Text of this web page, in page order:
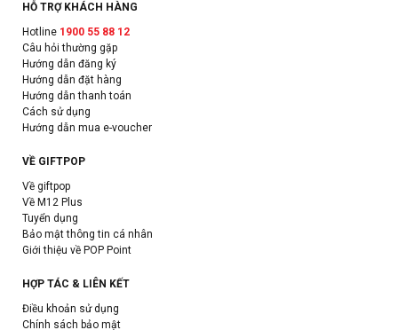
HỖ TRỢ KHÁCH HÀNG
Hotline 1900 55 88 12
Câu hỏi thường gặp
Hướng dẫn đăng ký
Hướng dẫn đặt hàng
Hướng dẫn thanh toán
Cách sử dụng
Hướng dẫn mua e-voucher
VỀ GIFTPOP
Về giftpop
Về M12 Plus
Tuyển dụng
Bảo mật thông tin cá nhân
Giới thiệu về POP Point
HỢP TÁC & LIÊN KẾT
Điều khoản sử dụng
Chính sách bảo mật